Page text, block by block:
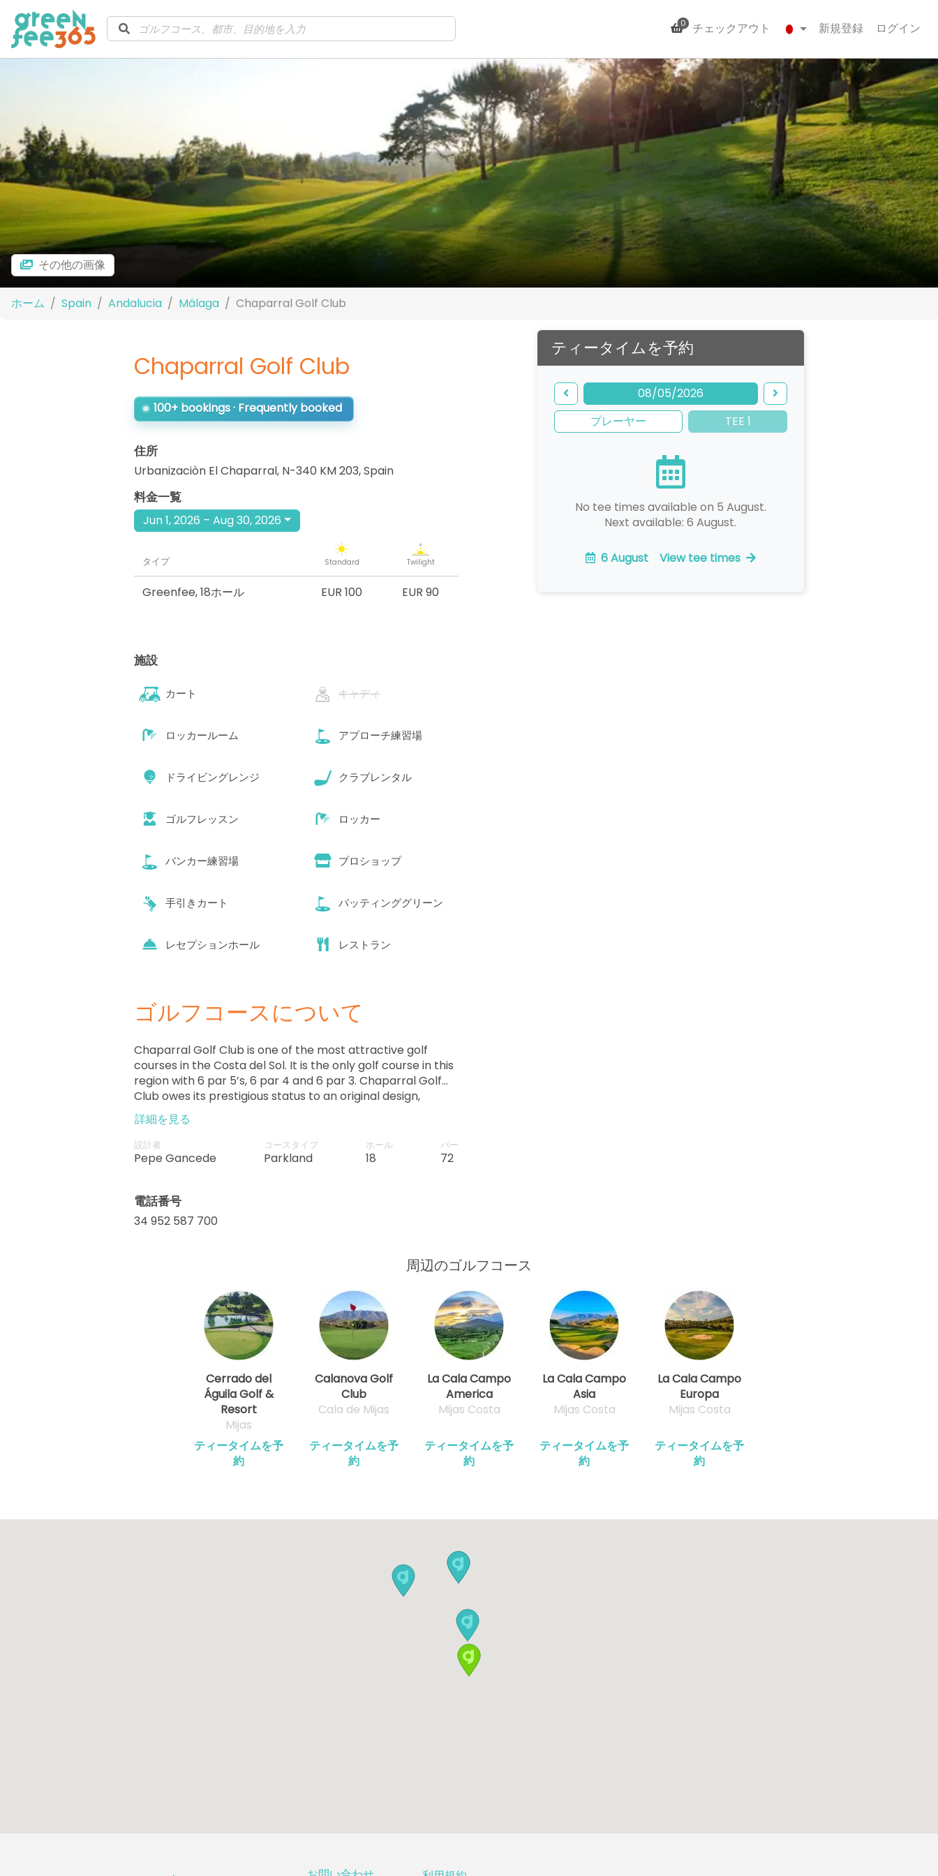
0 チェックアウト 新規登録 ログイン
その他の画像
ホーム Spain Andalucia Málaga Chaparral Golf Club
Chaparral Golf Club
100+ bookings · Frequently booked
住所
Urbanizaciòn El Chaparral, N-340 KM 203,Spain
ティータイムを予約
08/05/2026
プレーヤー
TEE 1
No tee times available on 5 August.
Next available: 6 August.
6 August View tee times
料金一覧
Jun 1, 2026 – Aug 30, 2026
タイプ Standard Twilight
Greenfee,18ホール EUR 100 EUR 90
施設
カート キャディ
ロッカールーム アプローチ練習場
ドライビングレンジ クラブレンタル
ゴルフレッスン ロッカー
バンカー練習場 プロショップ
手引きカート パッティンググリーン
レセプションホール レストラン
ゴルフコースについて
Chaparral Golf Club is one of the most attractive golf
courses in the Costa del Sol. It is the only golf course in this
region with 6 par 5’s, 6 par 4 and 6 par 3. Chaparral Golf
Club owes its prestigious status to an original design,
exceptional service and fantastic amenities. Experienced
players will particularly enjoy the game as it requires
precision and skill.
詳細を見る
設計者
Pepe Gancede
コースタイプ
Parkland
ホール
18
パー
72
電話番号
34 952 587 700
周辺のゴルフコース
Cerrado del
Águila Golf &
Resort
Mijas
ティータイムを予
約
Calanova Golf
Club
Cala de Mijas
ティータイムを予
約
La Cala Campo
America
Mijas Costa
ティータイムを予
約
La Cala Campo
Asia
Mijas Costa
ティータイムを予
約
La Cala Campo
Europa
Mijas Costa
ティータイムを予
約